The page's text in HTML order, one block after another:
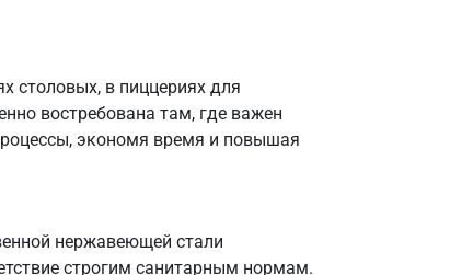
столовых, в пиццериях для
востребована там, где важен
экономя время и повышая
нержавеющей стали
строгим санитарным нормам.